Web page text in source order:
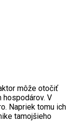
môže otočiť
hospodárov. V
Napriek tomu ich
tamojšieho